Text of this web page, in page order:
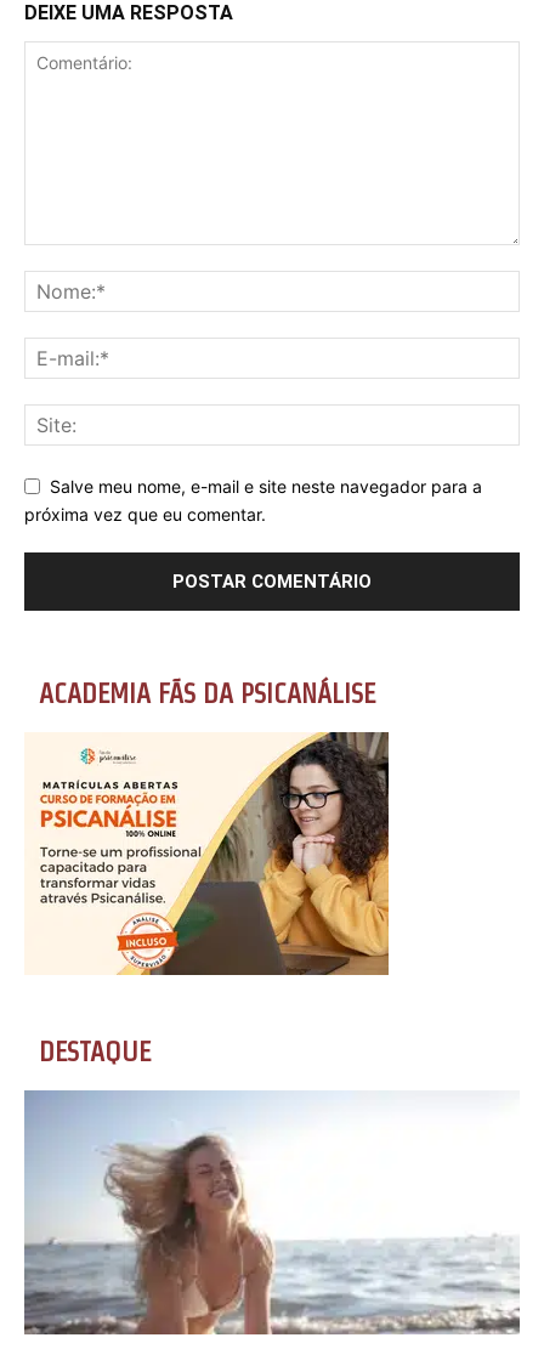
DEIXE UMA RESPOSTA
Salve meu nome, e-mail e site neste navegador para a
próxima vez que eu comentar.
ACADEMIA FÃS DA PSICANÁLISE
DESTAQUE